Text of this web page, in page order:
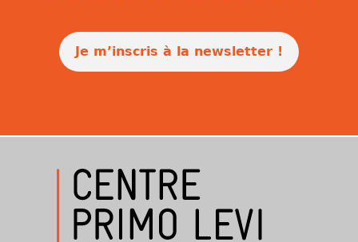
Je m’inscris à la newsletter !